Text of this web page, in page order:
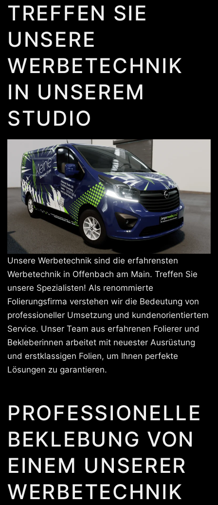
TREFFEN SIE
UNSERE
WERBETECHNIK
IN UNSEREM
STUDIO
Unsere Werbetechnik sind die erfahrensten
Werbetechnik in Offenbach am Main. Treffen Sie
unsere Spezialisten! Als renommierte
Folierungsfirma verstehen wir die Bedeutung von
professioneller Umsetzung und kundenorientiertem
Service. Unser Team aus erfahrenen Folierer und
Bekleberinnen arbeitet mit neuester Ausrüstung
und erstklassigen Folien, um Ihnen perfekte
Lösungen zu garantieren.
PROFESSIONELLE
BEKLEBUNG VON
EINEM UNSERER
WERBETECHNIK